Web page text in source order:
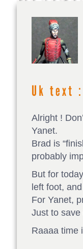
Alright !
Yanet.
Brad is
probably
But for
left foot,
For Yanet,
Just to
Raaaa time